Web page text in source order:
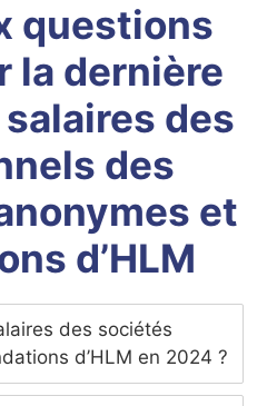
questions
la dernière
des
des
et
d’HLM
des sociétés
d’HLM en 2024 ?